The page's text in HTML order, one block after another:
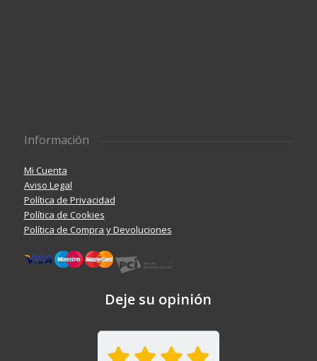
Información
Mi Cuenta
Aviso Legal
Política de Privacidad
Política de Cookies
Política de Compra y Devoluciones
Deje su opinión